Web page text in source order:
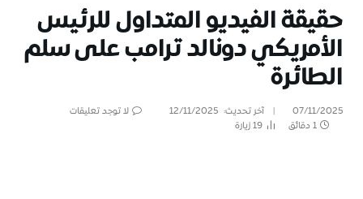
حقيقة الفيديو المتداول للرئيس
الأمريكي دونالد ترامب على سلم
الطائرة
07/11/2025 آخر تحديث: 12/11/2025
لا توجد تعليقات
1 دقائق
19زيارة